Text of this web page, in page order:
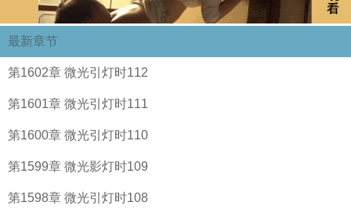
最新章节
第1602章 微光引灯时112
第1601章 微光引灯时111
第1600章 微光引灯时110
第1599章 微光影灯时109
第1598章 微光引灯时108